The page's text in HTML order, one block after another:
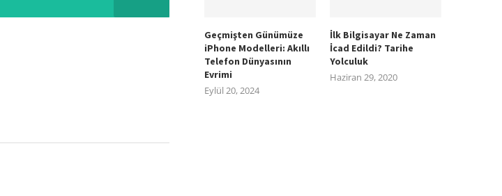
Geçmişten Günümüze
iPhone Modelleri: Akıllı
Telefon Dünyasının
Evrimi
Eylül 20, 2024
İlk Bilgisayar Ne Zaman
İcad Edildi? Tarihe
Yolculuk
Haziran 29, 2020